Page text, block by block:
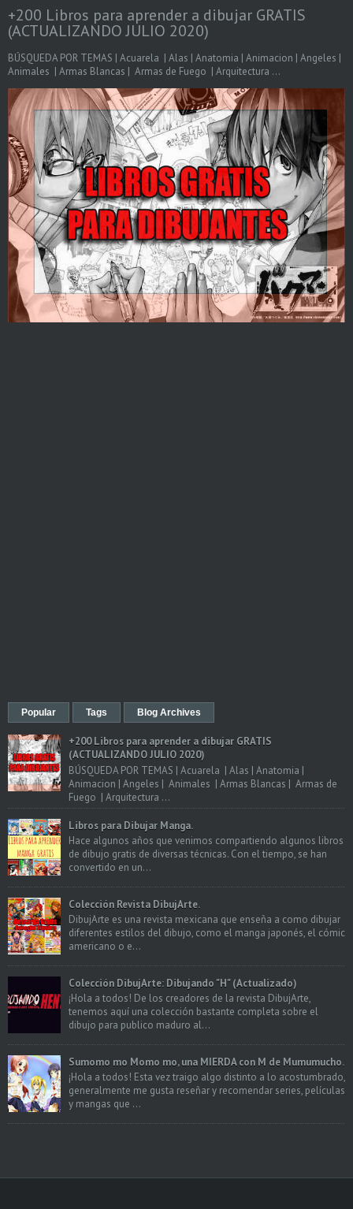
+200 Libros para aprender a dibujar GRATIS
(ACTUALIZANDO JULIO 2020)
BÚSQUEDA POR TEMAS | Acuarela | Alas | Anatomia | Animacion | Angeles |
Animales | Armas Blancas | Armas de Fuego | Arquitectura ...
Popular Tags Blog Archives
+200 Libros para aprender a dibujar GRATIS
(ACTUALIZANDO JULIO 2020)
BÚSQUEDA POR TEMAS | Acuarela | Alas | Anatomia |
Animacion | Angeles | Animales | Armas Blancas | Armas de
Fuego | Arquitectura ...
Libros para Dibujar Manga.
Hace algunos años que venimos compartiendo algunos libros
de dibujo gratis de diversas técnicas. Con el tiempo, se han
convertido en un...
Colección Revista DibujArte.
DibujArte es una revista mexicana que enseña a como dibujar
diferentes estilos del dibujo, como el manga japonés, el cómic
americano o e...
Colección DibujArte: Dibujando "H" (Actualizado)
¡Hola a todos! De los creadores de la revista DibujArte,
tenemos aquí una colección bastante completa sobre el
dibujo para publico maduro al...
Sumomo mo Momo mo, una MIERDA con M de Mumumucho.
¡Hola a todos! Esta vez traigo algo distinto a lo acostumbrado,
generalmente me gusta reseñar y recomendar series, películas
y mangas que ...